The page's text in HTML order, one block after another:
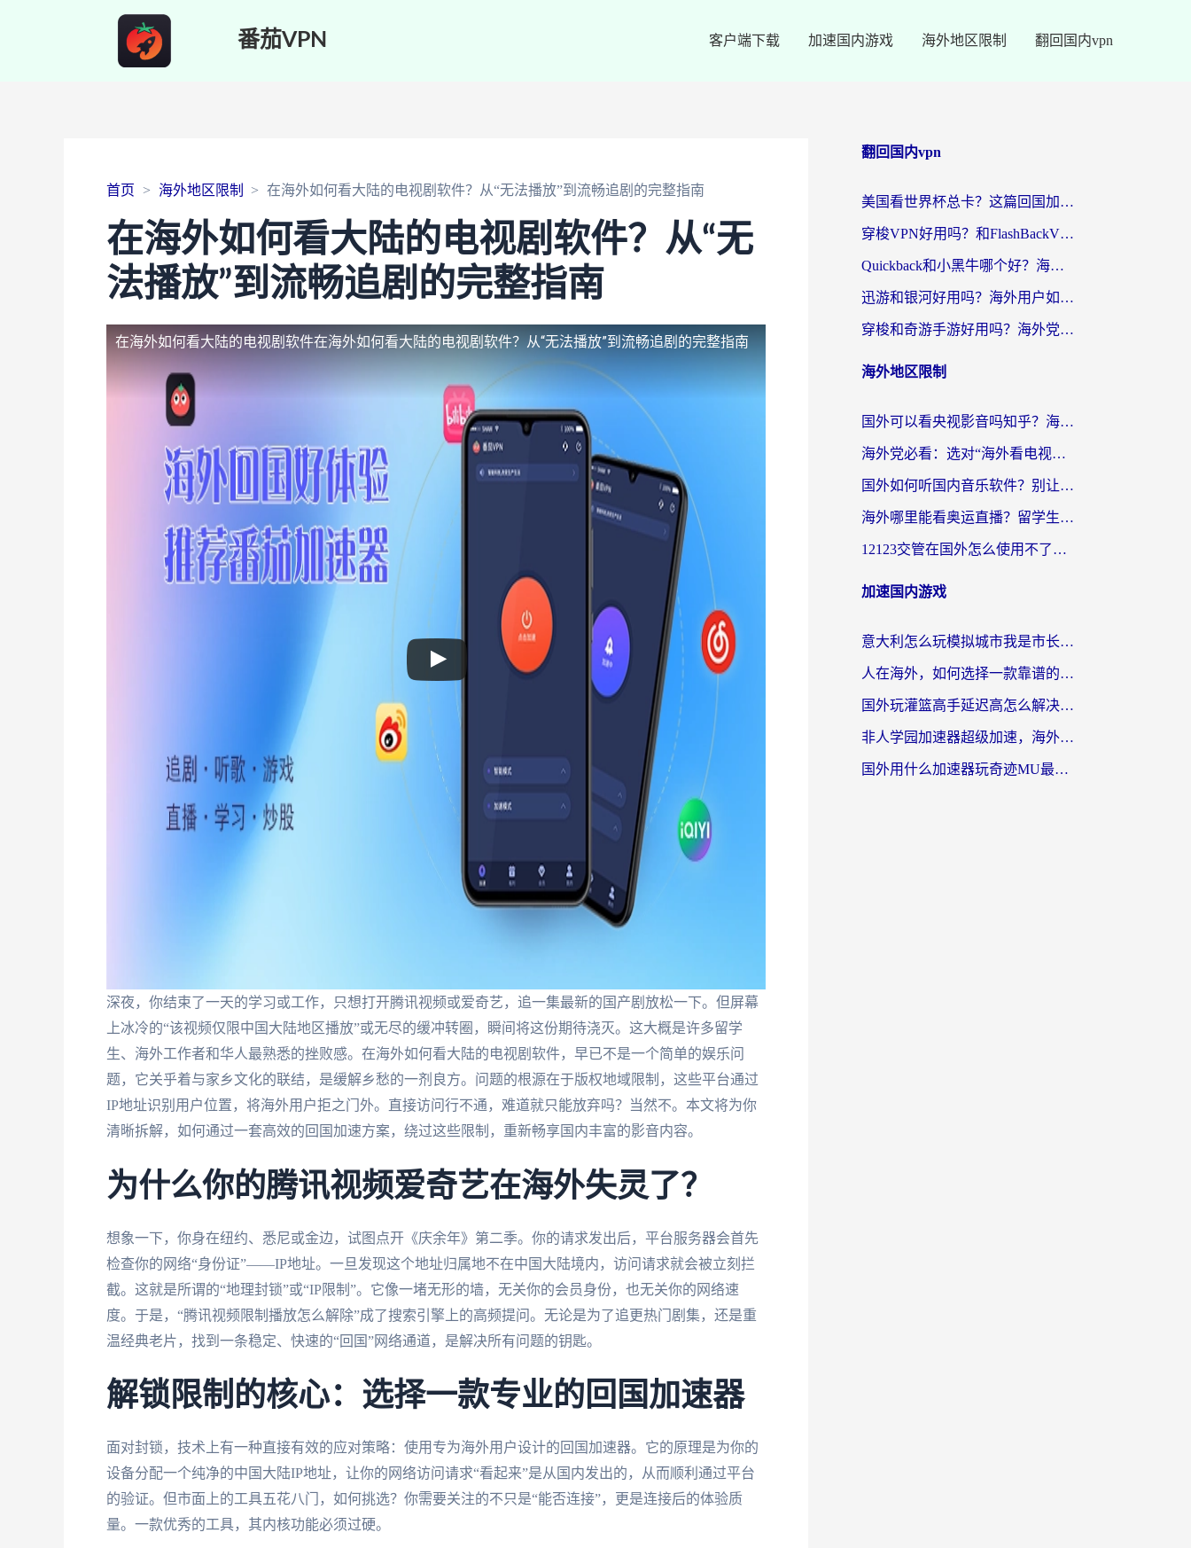
番茄VPN 客户端下载 加速国内游戏 海外地区限制 翻回国内vpn
首页 海外地区限制 在海外如何看大陆的电视剧软件？从“无法播放”到流畅追剧的完整指南
在海外如何看大陆的电视剧软件？从“无
法播放”到流畅追剧的完整指南
在海外如何看大陆的电视剧软件在海外如何看大陆的电视剧软件？从“无法播放”到流畅追剧的完整指南
深夜，你结束了一天的学习或工作，只想打开腾讯视频或爱奇艺，追一集最新的国产剧放松一下。但屏幕
上冰冷的“该视频仅限中国大陆地区播放”或无尽的缓冲转圈，瞬间将这份期待浇灭。这大概是许多留学
生、海外工作者和华人最熟悉的挫败感。在海外如何看大陆的电视剧软件，早已不是一个简单的娱乐问
题，它关乎着与家乡文化的联结，是缓解乡愁的一剂良方。问题的根源在于版权地域限制，这些平台通过
IP地址识别用户位置，将海外用户拒之门外。直接访问行不通，难道就只能放弃吗？当然不。本文将为你
清晰拆解，如何通过一套高效的回国加速方案，绕过这些限制，重新畅享国内丰富的影音内容。
为什么你的腾讯视频爱奇艺在海外失灵了？
想象一下，你身在纽约、悉尼或金边，试图点开《庆余年》第二季。你的请求发出后，平台服务器会首先
检查你的网络“身份证”——IP地址。一旦发现这个地址归属地不在中国大陆境内，访问请求就会被立刻拦
截。这就是所谓的“地理封锁”或“IP限制”。它像一堵无形的墙，无关你的会员身份，也无关你的网络速
度。于是，“腾讯视频限制播放怎么解除”成了搜索引擎上的高频提问。无论是为了追更热门剧集，还是重
温经典老片，找到一条稳定、快速的“回国”网络通道，是解决所有问题的钥匙。
解锁限制的核心：选择一款专业的回国加速器
面对封锁，技术上有一种直接有效的应对策略：使用专为海外用户设计的回国加速器。它的原理是为你的
设备分配一个纯净的中国大陆IP地址，让你的网络访问请求“看起来”是从国内发出的，从而顺利通过平台
的验证。但市面上的工具五花八门，如何挑选？你需要关注的不只是“能否连接”，更是连接后的体验质
量。一款优秀的工具，其内核功能必须过硬。
翻回国内vpn
美国看世界杯总卡？这篇回国加速器指南帮你无缝刷国内资源（附苹果手机VPN设置步骤）
穿梭VPN好用吗？和FlashBackVPN对比哪个回国效果更好？
Quickback和小黑牛哪个好？海外党亲测指南，选对回国加速器秒回国内
迅游和银河好用吗？海外用户如何选择回国加速器实现无缝访问国内资源
穿梭和奇游手游好用吗？海外党亲测3款回国加速器，附蜜蜂加速器七天试用攻略
海外地区限制
国外可以看央视影音吗知乎？海外党亲测有效的回国加速方案
海外党必看：选对“海外看电视剧软件”，再也不用愁国内剧刷不了
国外如何听国内音乐软件？别让地域限制，断了你的中文歌单
海外哪里能看奥运直播？留学生&海外华人必看的体育赛事观赛终极指南
12123交管在国外怎么使用不了？海外华人必看的无缝访问国内资源指南
加速国内游戏
意大利怎么玩模拟城市我是市长？海外党国服游戏加速终极攻略（附三国3量子特攻解决办法）
人在海外，如何选择一款靠谱的玩剑灵2加速器？
国外玩灌篮高手延迟高怎么解决？海外玩家国服游戏加速终极指南
非人学园加速器超级加速，海外玩家重返国服的通行证
国外用什么加速器玩奇迹MU最好？2026海外玩家国服游戏加速全攻略